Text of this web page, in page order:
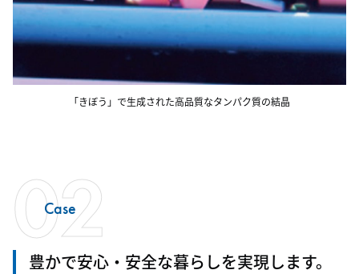
「きぼう」で生成された高品質なタンパク質の結晶
02
Case
豊かで安心・安全な暮らしを実現します。